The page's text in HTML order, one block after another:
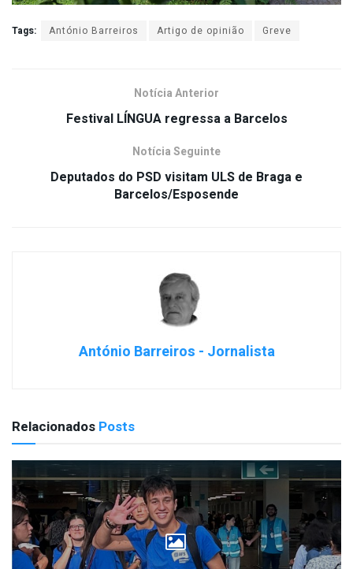
Tags: António Barreiros Artigo de opinião Greve
Notícia Anterior
Festival LÍNGUA regressa a Barcelos
Notícia Seguinte
Deputados do PSD visitam ULS de Braga e
Barcelos/Esposende
António Barreiros - Jornalista
Relacionados Posts